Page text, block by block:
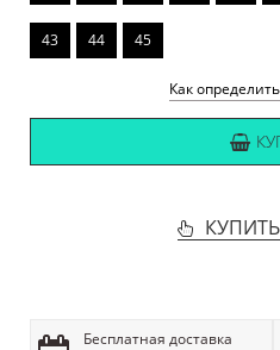
43 44 45
Как
Бесплатная доставка